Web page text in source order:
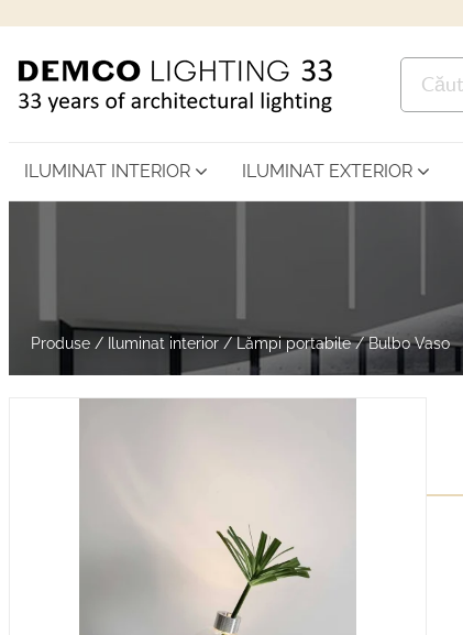
ILUMINAT INTERIOR ILUMINAT EXTERIOR
Produse / Iluminat interior / Lămpi portabile / Bulbo Vaso